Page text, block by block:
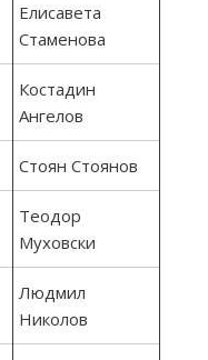
Елисавета
Стаменова
Костадин
Ангелов
Стоян Стоянов
Теодор
Муховски
Людмил
Николов